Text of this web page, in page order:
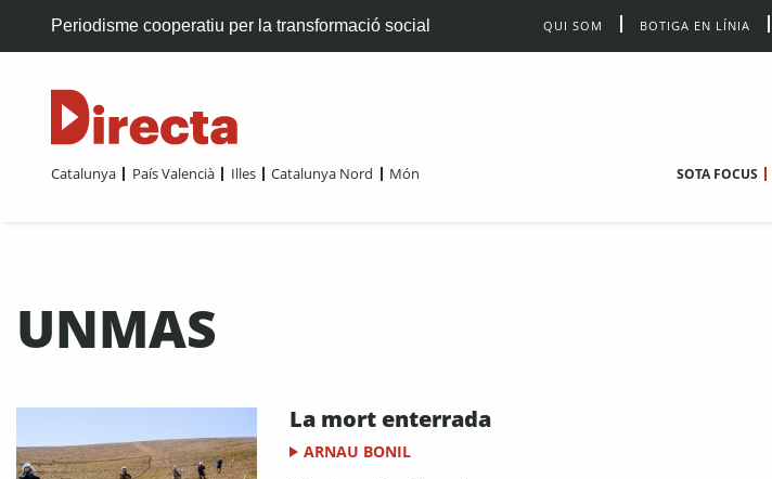
Periodisme cooperatiu per la transformació social QUI SOM BOTIGA EN LÍNIA
Catalunya País Valencià Illes Catalunya Nord Món SOTA FOCUS
UNMAS
La mort enterrada
ARNAU BONIL